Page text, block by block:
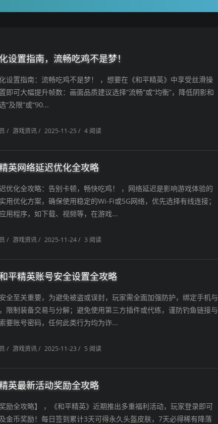
设置指南，流畅吃鸡不是梦！
设置指南：流畅吃鸡不是梦！ ，想要在《和平精英》中享受丝滑操
即可大幅提升帧数：画面品质建议选择“流畅”或“均衡”，降低阴影和
“及限”或“90...
/ 游戏资讯 / 2025-11-25 / 4 阅读
英网络延迟优化全攻略
优化全攻略：告别卡顿，畅快吃鸡！ ，网络延迟是影响游戏体验的
用优化方案，确保使用稳定的Wi-Fi或5G网络，优先选择有线连接；
用程序，如下载、视频等，在游戏...
/ 游戏资讯 / 2025-11-24 / 3 阅读
平精英账号安全设置全攻略
全至关重要，为避免被盗或误封，玩家需全面加强防护，绑定手机与
限制装备交易与分解；避免使用第三方插件或代练，谨防钓鱼链接与
要账号密码，任何此类行为均为诈...
/ 游戏资讯 / 2025-11-23 / 5 阅读
英最新活动奖励全攻略
励全攻略】 ，《和平精英》近期推出多重福利活动，玩家登录即可
金币奖励！每日签到累计3天可得永久头盔皮肤，7天必得稀有降落